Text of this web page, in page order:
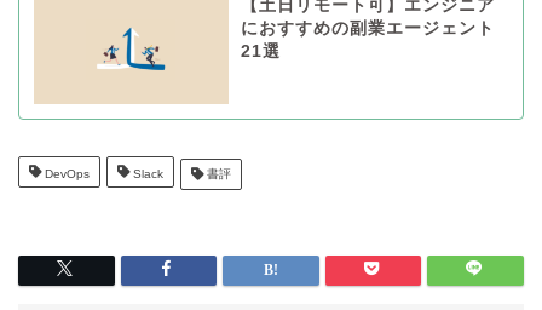
【土日リモート可】エンジニア
におすすめの副業エージェント
21選
DevOps Slack 書評